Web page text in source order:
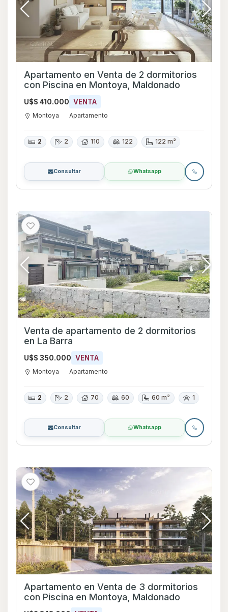
Apartamento en Venta de 2 dormitorios
con Piscina en Montoya, Maldonado
U$S 410.000 VENTA
Montoya Apartamento
2 2 110 122 122 m²
Consultar Whatsapp
Venta de apartamento de 2 dormitorios
en La Barra
U$S 350.000 VENTA
Montoya Apartamento
2 2 70 60 60 m² 1
Consultar Whatsapp
Apartamento en Venta de 3 dormitorios
con Piscina en Montoya, Maldonado